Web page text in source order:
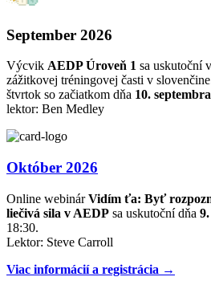
September 2026
Výcvik AEDP Úroveň 1 sa uskutoční
zážitkovej tréningovej časti v
štvrtok so začiatkom dňa 10.
lektor: Ben Medley
Október 2026
Online webinárVidím ťa: Byť
liečivá sila v AEDP sa uskutoční dňa
18:30.
Lektor: Steve Carroll
Viac informácií a registrácia →